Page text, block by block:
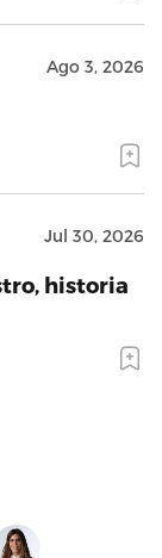
Ago 3, 2026
Jul 30, 2026
historia